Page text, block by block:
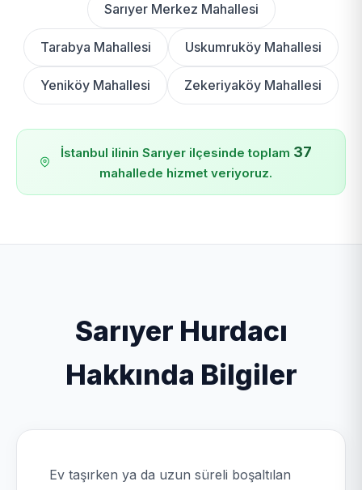
Sarıyer Merkez Mahallesi
Tarabya Mahallesi Uskumruköy Mahallesi
Yeniköy Mahallesi Zekeriyaköy Mahallesi
İstanbul ilinin Sarıyer ilçesinde toplam 37
mahallede hizmet veriyoruz.
Sarıyer Hurdacı
Hakkında Bilgiler
Ev taşırken ya da uzun süreli boşaltılan